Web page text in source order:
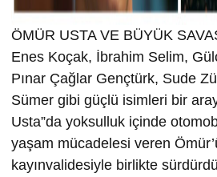
ÖMÜR USTA VE BÜYÜK
Enes Koçak, İbrahim Selim,
Pınar Çağlar Gençtürk, Sude
Sümer gibi güçlü isimleri bir
Usta”da yoksulluk içinde
yaşam mücadelesi veren
kayınvalidesiyle birlikte